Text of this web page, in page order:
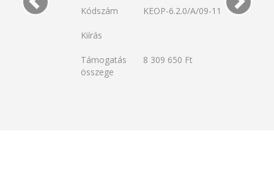
Kódszám KEOP-6.2.0/A/09-11
Kiírás
Támogatás
összege
8 309 650 Ft